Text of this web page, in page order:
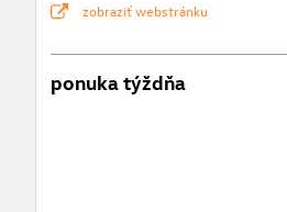
zobraziť webstránku
ponuka týždňa